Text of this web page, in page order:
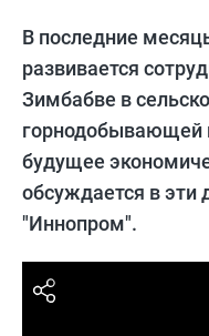
В последние
развивается
Зимбабве в
будущее
обсуждается в эти
"Иннопром".